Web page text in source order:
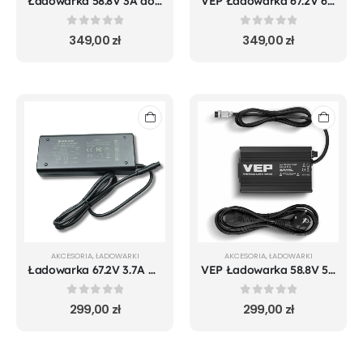
0out of 5
349,00zł 0out of 5
349,00zł
AKCESORIA, ŁADOWARKI
Ładowarka 67.2V 3.7A Hiley Tiger 10 V5 PERFORMANCE/ SUPRA PRO
0out of 5
299,00 zł
AKCESORIA, ŁADOWARKI
VEP Ładowarka 58.8V 5A wtyk GX-16
0out of 5
299,00 zł